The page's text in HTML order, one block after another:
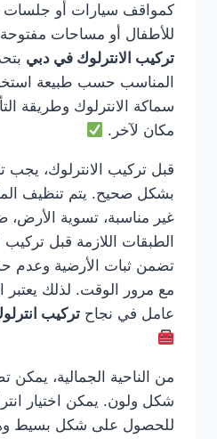
كمواقف سيارات أو جلسات
للأطفال أو مساحات
تركيب الانترلوك في دبي
المناسب حسب طبيعة
سماكة الانترلوك وطريقة
مكان لآخر.
قبل تركيب الانترلوك،
بشكل صحيح. يتم تنظيف
غير مناسبة، تسوية الأرض،
الطبقات اللازمة قبل
تضمن ثبات الأرضية وعدم
مع مرور الوقت. لذلك يعتبر
عامل في نجاح تركيب
من الناحية الجمالية،
شكل ولون. يمكن اختيار
للحصول على شكل بسيط